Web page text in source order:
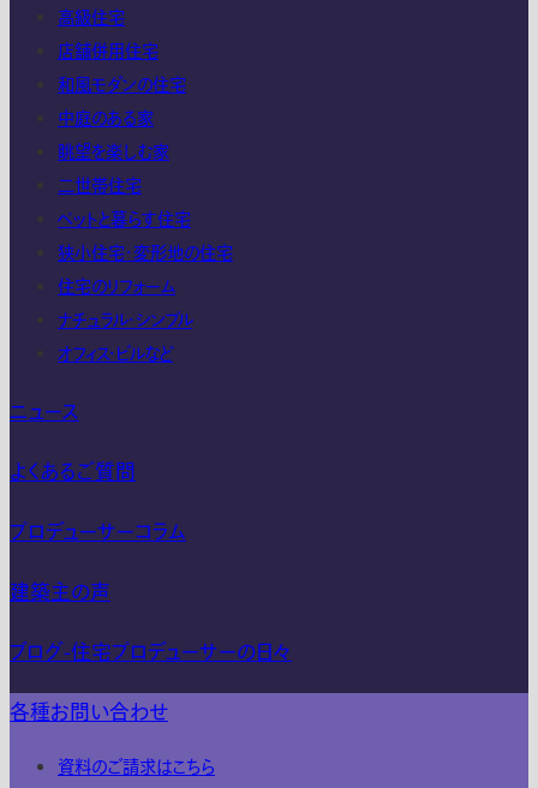
高級住宅
店舗併用住宅
和風モダンの住宅
中庭のある家
眺望を楽しむ家
二世帯住宅
ペットと暮らす住宅
狭小住宅・変形地の住宅
住宅のリフォーム
ナチュラル・シンプル
オフィス・ビルなど
ニュース
よくあるご質問
プロデューサーコラム
建築主の声
ブログ-住宅プロデューサーの日々
各種お問い合わせ
資料のご請求はこちら